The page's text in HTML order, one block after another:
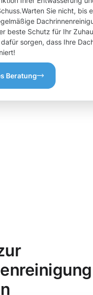
Sie nicht, bis
beste Schutz für Ihr
dafür sorgen, dass Ihre
Beratung